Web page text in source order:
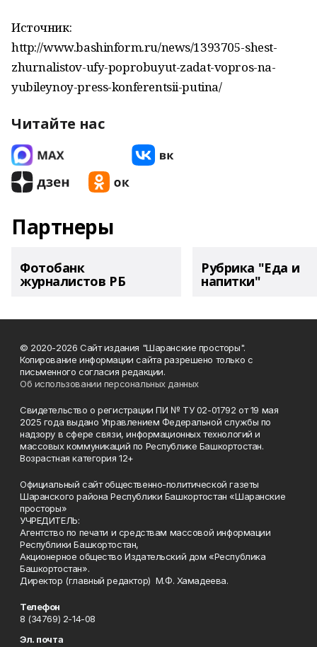
Источник:
http://www.bashinform.ru/news/1393705-shest-
zhurnalistov-ufy-poprobuyut-zadat-vopros-na-
yubileynoy-press-konferentsii-putina/
Читайте нас
Партнеры
Фотобанк
журналистов РБ
Рубрика "Еда и
напитки"
© 2020-2026 Сайт издания "Шаранские просторы".
Копирование информации сайта разрешено только с
письменного согласия редакции.
Об использовании персональных данных
Свидетельство о регистрации ПИ № ТУ 02-01792 от 19 мая
2025 года выдано Управлением Федеральной службы по
надзору в сфере связи, информационных технологий и
массовых коммуникаций по Республике Башкортостан.
Возрастная категория 12+
Официальный сайт общественно-политической газеты
Шаранского района Республики Башкортостан «Шаранские
просторы»
УЧРЕДИТЕЛЬ:
Агентство по печати и средствам массовой информации
Республики Башкортостан,
Акционерное общество Издательский дом «Республика
Башкортостан».
Директор (главный редактор) М.Ф. Хамадеева.
Телефон
8 (34769) 2-14-08
Эл. почта